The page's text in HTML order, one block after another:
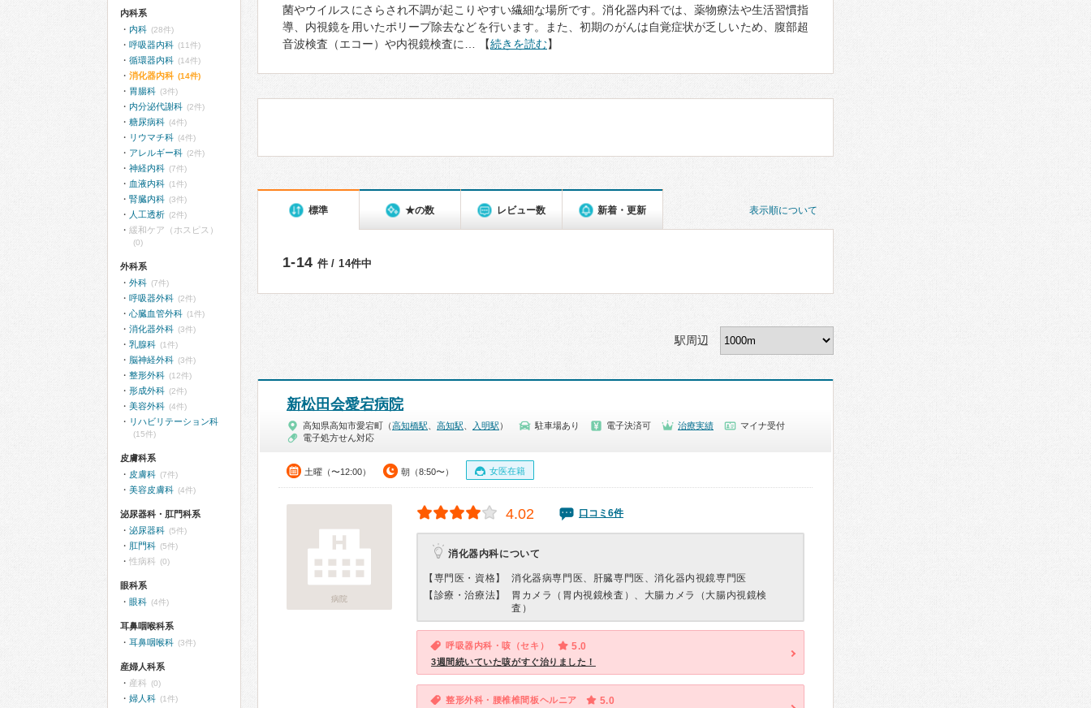
菌やウイルスにさらされ不調が起こりやすい繊細な場所です。消化器内科では、薬物療法や生活習慣指
導、内視鏡を用いたポリープ除去などを行います。また、初期のがんは自覚症状が乏しいため、腹部超
音波検査（エコー）や内視鏡検査に… 【続きを読む】
表示順について
標準 ★の数 レビュー数 新着・更新
1-14 件 / 14件中
駅周辺
新松田会愛宕病院
高知県高知市愛宕町（高知橋駅 高知駅 入明駅 ） 駐車場あり 電子決済可 治療実績
マイナ受付
電子処方せん対応
土曜（〜12:00） 朝（8:50〜） 女医在籍
病院
4.02 口コミ6件
消化器内科について
【専門医・資格】
消化器病専門医、肝臓専門医、消化器内視鏡専門医
【診療・治療法】
胃カメラ（胃内視鏡検査）、大腸カメラ（大腸内視鏡検
査）
呼吸器内科・咳（セキ） 5.0
3週間続いていた咳がすぐ治りました！
整形外科・腰椎椎間板ヘルニア 5.0
内科系
内科 (28件)
呼吸器内科 (11件)
循環器内科 (14件)
消化器内科 (14件)
胃腸科 (3件)
内分泌代謝科 (2件)
糖尿病科 (4件)
リウマチ科 (4件)
アレルギー科 (2件)
神経内科 (7件)
血液内科 (1件)
腎臓内科 (3件)
人工透析 (2件)
緩和ケア（ホスピス）
(0)
外科系
外科 (7件)
呼吸器外科 (2件)
心臓血管外科 (1件)
消化器外科 (3件)
乳腺科 (1件)
脳神経外科 (3件)
整形外科 (12件)
形成外科 (2件)
美容外科 (4件)
リハビリテーション科
(15件)
皮膚科系
皮膚科 (7件)
美容皮膚科 (4件)
泌尿器科・肛門科系
泌尿器科 (5件)
肛門科 (5件)
性病科 (0)
眼科系
眼科 (4件)
耳鼻咽喉科系
耳鼻咽喉科 (3件)
産婦人科系
産科 (0)
婦人科 (1件)